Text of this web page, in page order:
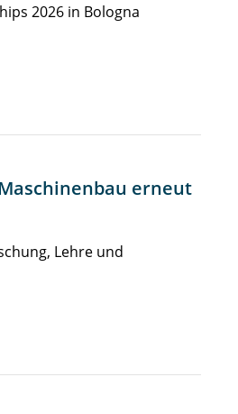
2026 in Bologna
erneut
Lehre und